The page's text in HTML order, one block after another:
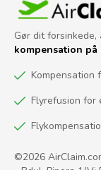
Gør dit
kompensation på
Kompensation
Flyrefusion
©2026